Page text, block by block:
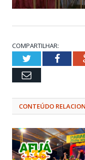
COMPARTILHAR:
Twitter
Email
CONTEÚDO